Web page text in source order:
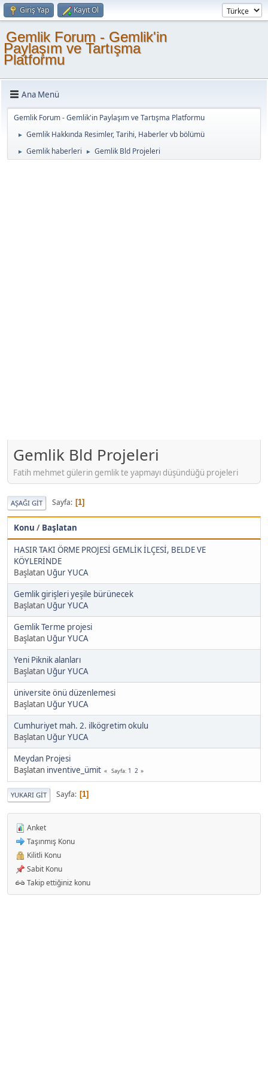
Giriş Yap Kayıt Ol
Gemlik Forum - Gemlik'in
Paylaşım ve Tartışma
Platformu
Ana Menü
Gemlik Forum - Gemlik'in Paylaşım ve Tartışma Platformu
► Gemlik Hakkında Resimler, Tarihi, Haberler vb bölümü
► Gemlik haberleri ► Gemlik Bld Projeleri
Gemlik Bld Projeleri
Fatih mehmet gülerin gemlik te yapmayı düşündüğü projeleri
AŞAĞI GIT Sayfa 1
Konu / Başlatan
HASIR TAKI ÖRME PROJESİ GEMLİK İLÇESİ, BELDE VE
KÖYLERİNDE
Başlatan Uğur YUCA
Gemlik girişleri yeşile bürünecek
Başlatan Uğur YUCA
Gemlik Terme projesi
Başlatan Uğur YUCA
Yeni Piknik alanları
Başlatan Uğur YUCA
üniversite önü düzenlemesi
Başlatan Uğur YUCA
Cumhuriyet mah. 2. ilkögretim okulu
Başlatan Uğur YUCA
Meydan Projesi
Başlatan inventive_ümit Sayfa 1 2
YUKARI GIT Sayfa 1
Anket
Taşınmış Konu
Kilitli Konu
Sabit Konu
Takip ettiğiniz konu